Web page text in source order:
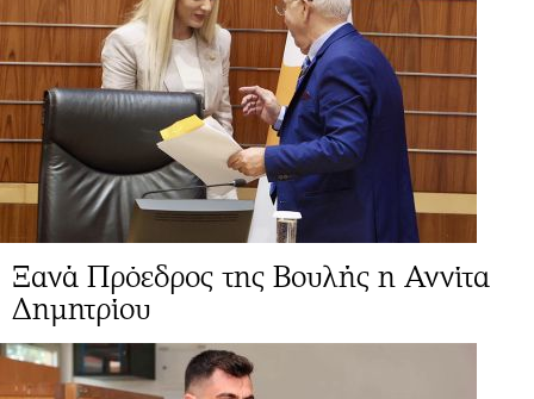
Ξανά Πρόεδρος της Βουλής η Αννίτα
Δημητρίου